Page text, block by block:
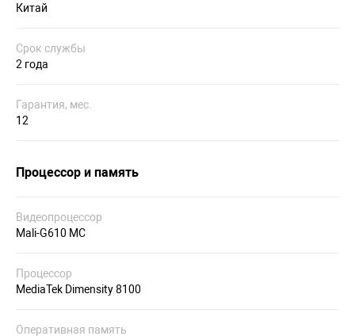
Китай
Срок службы
2 года
Гарантия, мес.
12
Процессор и память
Видеопроцессор
Mali-G610 MC
Процессор
MediaTek Dimensity 8100
Оперативная память